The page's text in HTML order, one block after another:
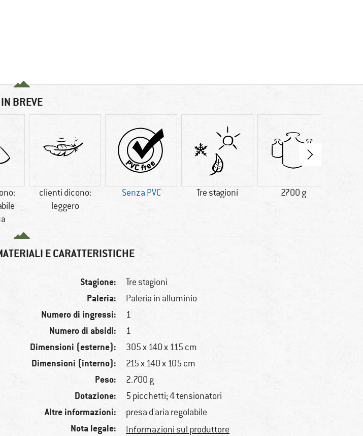
IN BREVE
clienti dicono:
leggero
Senza PVC Tre stagioni 2700 g
E CARATTERISTICHE
Stagione: Tre stagioni
Paleria: Paleria in alluminio
Numero di ingressi: 1
Numero di absidi: 1
Dimensioni (esterne): 305 x 140 x 115 cm
Dimensioni (interno): 215 x 140 x 105 cm
Peso: 2.700 g
Dotazione: 5 picchetti; 4 tensionatori
Altre informazioni: presa d'aria regolabile
Nota legale: Informazioni sul produttore